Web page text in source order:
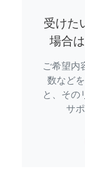
受けた
場合
ご希望内
数など
と、その
サ